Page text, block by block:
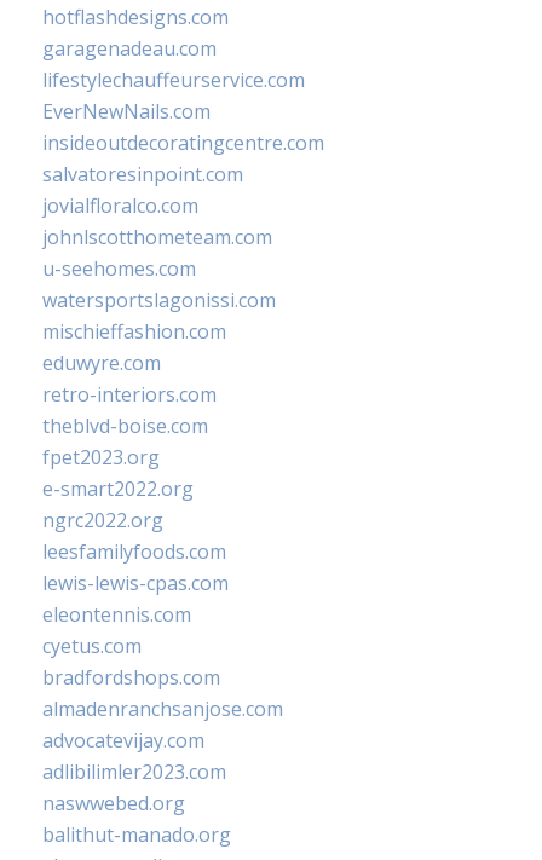
hotflashdesigns.com
garagenadeau.com
lifestylechauffeurservice.com
EverNewNails.com
insideoutdecoratingcentre.com
salvatoresinpoint.com
jovialfloralco.com
johnlscotthometeam.com
u-seehomes.com
watersportslagonissi.com
mischieffashion.com
eduwyre.com
retro-interiors.com
theblvd-boise.com
fpet2023.org
e-smart2022.org
ngrc2022.org
leesfamilyfoods.com
lewis-lewis-cpas.com
eleontennis.com
cyetus.com
bradfordshops.com
almadenranchsanjose.com
advocatevijay.com
adlibilimler2023.com
naswwebed.org
balithut-manado.org